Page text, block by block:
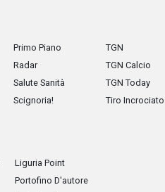
Primo Piano
Radar
Salute Sanità
Scignoria!
TGN
TGN Calcio
TGN Today
Tiro Incrociato
Liguria Point
Portofino D'autore